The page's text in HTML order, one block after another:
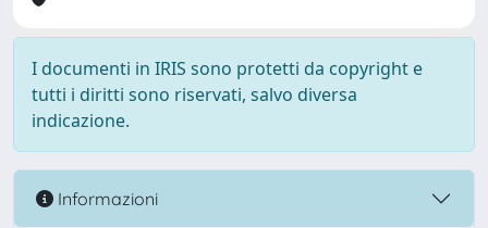
I documenti in IRIS sono protetti da copyright e
tutti i diritti sono riservati, salvo diversa
indicazione.
Informazioni